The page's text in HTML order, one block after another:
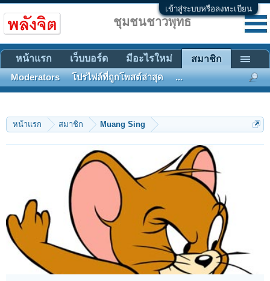
เข้าสู่ระบบหรือลงทะเบียน
หน้าแรก สมาชิก Muang Sing
ชุมชนชาวพุทธ
หน้าแรก เว็บบอร์ด มีอะไรใหม่ สมาชิก
Moderators โปรไฟล์ที่ถูกโพสต์ล่าสุด ...